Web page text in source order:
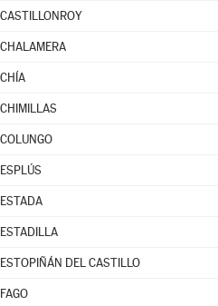
CASTILLONROY
CHALAMERA
CHÍA
CHIMILLAS
COLUNGO
ESPLÚS
ESTADA
ESTADILLA
ESTOPIÑÁN DEL CASTILLO
FAGO